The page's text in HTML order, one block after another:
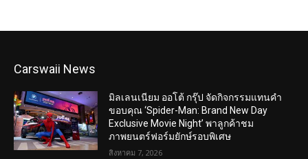
Carswaii News
มิลเลนเนียม ออโต้ กรุ๊ป จัดกิจกรรมแทนคำ
ขอบคุณ ‘Spider-Man: Brand New Day
Exclusive Movie Night’ พาลูกค้าชม
ภาพยนตร์ฟอร์มยักษ์รอบพิเศษ
สิงหาคม 7, 2026